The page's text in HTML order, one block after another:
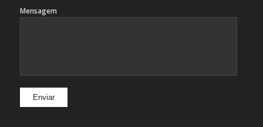
Mensagem